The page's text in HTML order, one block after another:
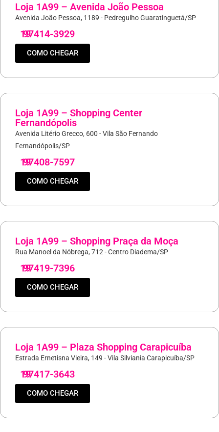
Loja 1A99 – Avenida João Pessoa
Avenida João Pessoa, 1189 - Pedregulho Guaratinguetá/SP
19
97414-3929
COMO CHEGAR
Loja 1A99 – Shopping Center
Fernandópolis
Avenida Litério Grecco, 600 - Vila São Fernando
Fernandópolis/SP
19
97408-7597
COMO CHEGAR
Loja 1A99 – Shopping Praça da Moça
Rua Manoel da Nóbrega, 712 - Centro Diadema/SP
19
97419-7396
COMO CHEGAR
Loja 1A99 – Plaza Shopping Carapicuíba
Estrada Ernetisna Vieira, 149 - Vila Silviania Carapicuíba/SP
19
97417-3643
COMO CHEGAR